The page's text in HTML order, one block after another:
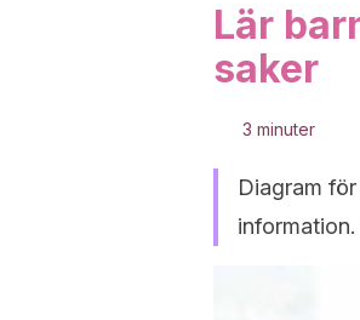
Lär
saker
3 minuter
Diagram